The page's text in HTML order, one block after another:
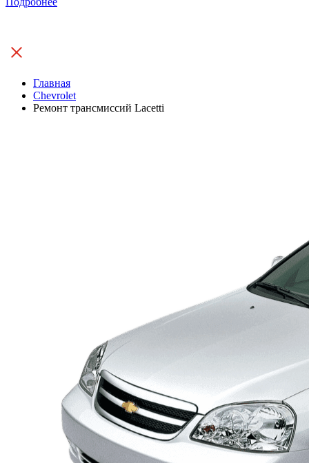
Главная
Chevrolet
Ремонт трансмиссий Lacetti